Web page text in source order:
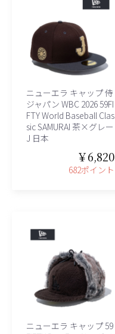
ニューエラ キャップ 侍
ジャパン WBC 2026 59FI
FTY World Baseball Clas
sic SAMURAI 茶×グレー
J 日本
￥6,820
682ポイント
ニューエラ キャップ 59